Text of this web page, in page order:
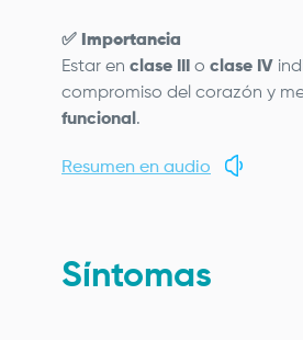
✅ Importancia
Estar en clase III o clase IV
compromiso del corazón y
funcional .
Resumen en audio
Síntomas